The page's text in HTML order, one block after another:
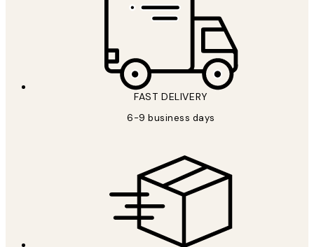
FAST DELIVERY
6-9 business days